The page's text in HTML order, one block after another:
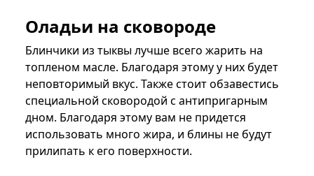
Оладьи на сковороде
Блинчики из тыквы лучше всего жарить на
топленом масле. Благодаря этому у них будет
неповторимый вкус. Также стоит обзавестись
специальной сковородой с антипригарным
дном. Благодаря этому вам не придется
использовать много жира, и блины не будут
прилипать к его поверхности.